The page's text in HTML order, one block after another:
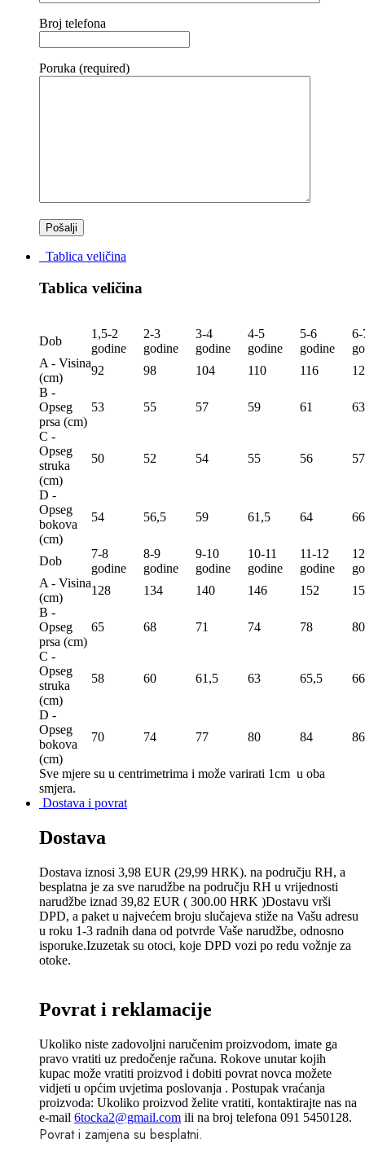
Broj telefona
Poruka (required)
Tablica veličina
Tablica veličina
Dob
1,5-2
godine
2-3
godine
3-4
godine
4-5
godine
5-6
godine
6-
A - Visina
(сm)
92 98 104 110 116
B -
Opseg
prsa (сm)
53 55 57 59 61 63
C -
Opseg
struka
(сm)
50 52 54 55 56 57
D -
Opseg
bokova
(сm)
54 56,5 59 61,5 64 66
Dob
7-8
godine
8-9
godine
9-10
godine
10-11
godine
11-12
godine
A - Visina
(сm)
128 134 140 146 152
B -
Opseg
prsa (сm)
65 68 71 74 78 80
C -
Opseg
struka
(сm)
58 60 61,5 63 65,5
D -
Opseg
bokova
(сm)
70 74 77 80 84 86
Sve mjere su u centrimetrima i može varirati 1cm u oba
smjera.
Dostava i povrat
Dostava
Dostava iznosi 3,98 EUR (29,99 HRK). na području RH, a
besplatna je za sve narudžbe na području RH u vrijednosti
narudžbe iznad 39,82 EUR ( 300.00 HRK )Dostavu vrši
DPD, a paket u najvećem broju slučajeva stiže na Vašu adresu
u roku 1-3 radnih dana od potvrde Vaše narudžbe, odnosno
isporuke.Izuzetak su otoci, koje DPD vozi po redu vožnje za
otoke.
Povrat i reklamacije
Ukoliko niste zadovoljni naručenim proizvodom, imate ga
pravo vratiti uz predočenje računa. Rokove unutar kojih
kupac može vratiti proizvod i dobiti povrat novca možete
vidjeti u općim uvjetima poslovanja . Postupak vraćanja
proizvoda: Ukoliko proizvod želite vratiti, kontaktirajte nas na
e-mail 6tocka2@gmail.com ili na broj telefona 091 5450128.
Povrat i zamjena su besplatni.